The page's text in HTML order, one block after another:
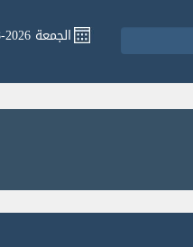
الجمعة 2026-08-07